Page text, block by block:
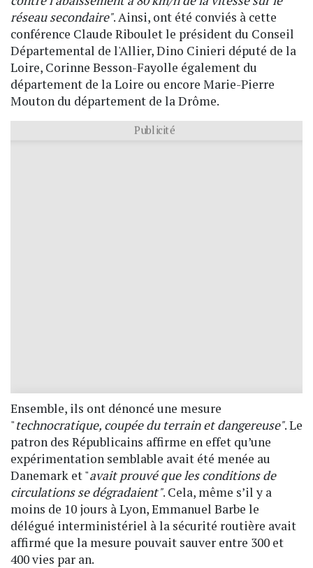
réseau secondaire". Ainsi, ont été conviés à cette
conférence Claude Riboulet le président du Conseil
Départemental de l'Allier, Dino Cinieri député de la
Loire, Corinne Besson-Fayolle également du
département de la Loire ou encore Marie-Pierre
Mouton du département de la Drôme.
Publicité
Ensemble, ils ont dénoncé une mesure
"technocratique, coupée du terrain et dangereuse". Le
patron des Républicains affirme en effet qu’une
expérimentation semblable avait été menée au
Danemark et "avait prouvé que les conditions de
circulations se dégradaient". Cela, même s’il y a
moins de 10 jours à Lyon, Emmanuel Barbe le
délégué interministériel à la sécurité routière avait
affirmé que la mesure pouvait sauver entre 300 et
400 vies par an.